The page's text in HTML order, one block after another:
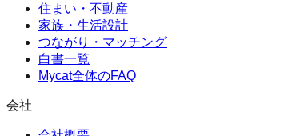
住まい・不動産
家族・生活設計
つながり・マッチング
白書一覧
Mycat全体のFAQ
会社